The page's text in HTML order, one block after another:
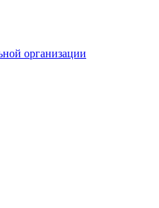
организации